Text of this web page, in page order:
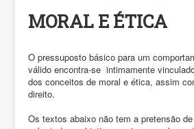
MORAL E ÉTICA
O pressuposto básico para um
válido encontra-se intimamente
dos conceitos de moral e ética, assim
direito.
Os textos abaixo não tem a pretensão